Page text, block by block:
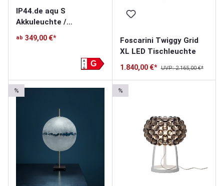
IP44.de aqu S
Akkuleuchte /
Solarleuchte
ab 349,00 €*
G
A
G
Foscarini Twiggy Grid
XL LED Tischleuchte
1.840,00 €* UVP: 2.165,00 €*
% %